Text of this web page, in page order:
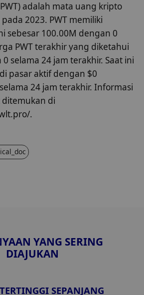
adalah mata uang kripto
2023. PWT memiliki
sebesar 100.00M dengan 0
PWT terakhir yang diketahui
0 selama 24 jam terakhir. Saat ini
pasar aktif dengan $0
24 jam terakhir. Informasi
di
.
YANG SERING
DIAJUKAN
SEPANJANG